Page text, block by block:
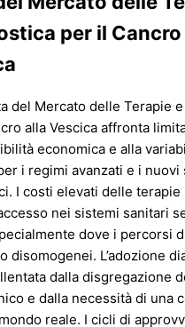
per il Cancro
del Mercato delle Terapie
alla Vescica affronta
economica e alla
i regimi avanzati e i nuovi
I costi elevati delle terapie
nei sistemi sanitari
dove i percorsi
disomogenei. L’adozione
dalla disgregazione
e dalla necessità di una
reale. I cicli di